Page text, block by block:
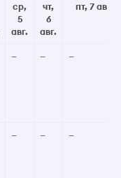
ср,
5
авг.
чт,
6
авг.
пт, 7 авг.
— — —
— — —